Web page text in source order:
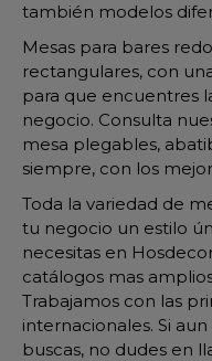
también modelos
Mesas para bares
rectangulares, con
para que encuentres
negocio. Consulta
mesa plegables,
siempre, con los
Toda la variedad de
tu negocio un estilo
necesitas en
catálogos mas
Trabajamos con las
internacionales. Si
buscas, no dudes en